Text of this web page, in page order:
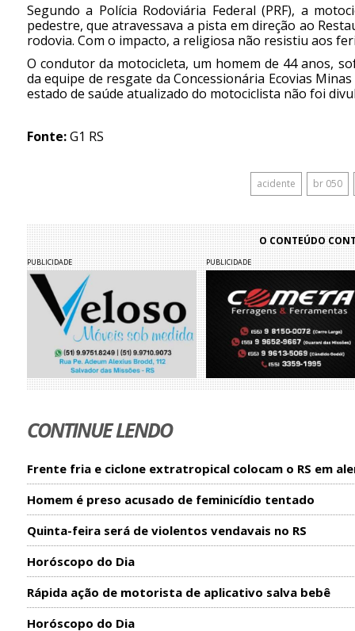
Segundo a Polícia Rodoviária Federal (PRF), a
pedestre, que atravessava a pista em direção ao
rodovia. Com o impacto, a religiosa não resistiu aos
O condutor da motocicleta, um homem de 44 anos,
da equipe de resgate da Concessionária Ecovias
estado de saúde atualizado do motociclista não foi
Fonte:G1 RS
acidente br 050
O CONTEÚDO
PUBLICIDADE PUBLICIDADE
CONTINUE LENDO
Frente fria e ciclone extratropical colocam o RS em
Homem é preso acusado de feminicídio tentado
Quinta-feira será de violentos vendavais no RS
Horóscopo do Dia
Rápida ação de motorista de aplicativo salva bebê
Horóscopo do Dia